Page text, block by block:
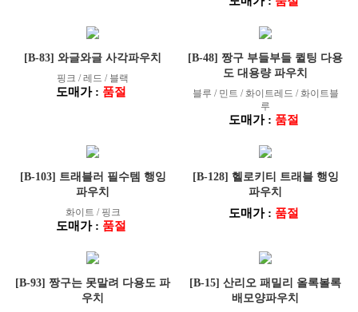
[B-83] 와글와글 사각파우치
핑크 / 레드 / 블랙
도매가 : 품절
[B-48] 짱구 부들부들 퀼팅 다용
도 대용량 파우치
블루 / 민트 / 화이트레드 / 화이트블
루
도매가 : 품절
[B-103] 트래블러 필수템 행잉
파우치
화이트 / 핑크
도매가 : 품절
[B-128] 헬로키티 트래블 행잉
파우치
도매가 : 품절
[B-93] 짱구는 못말려 다용도 파
우치
[B-15] 산리오 패밀리 올록볼록
배모양파우치